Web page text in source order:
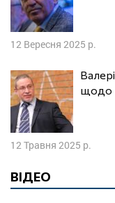
12 Вересня 2025 р.
Валерій ПЕКАР. Якою є стратегія Китаю
щодо
12 Травня 2025 р.
ВІДЕО